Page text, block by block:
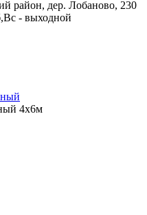
район, дер. Лобаново, 230
- выходной
4х6м